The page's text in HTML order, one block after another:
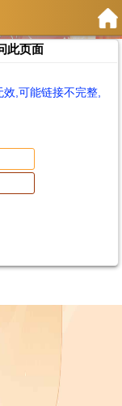
此页面
,可能链接不完整,